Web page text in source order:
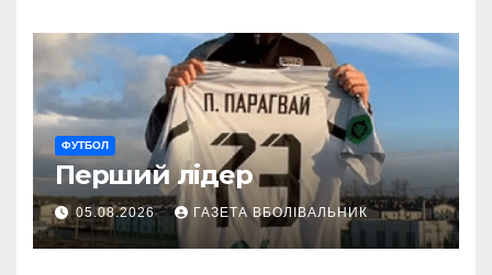
ФУТБОЛ
Перший лідер
05.08.2026 ГАЗЕТА ВБОЛІВАЛЬНИК